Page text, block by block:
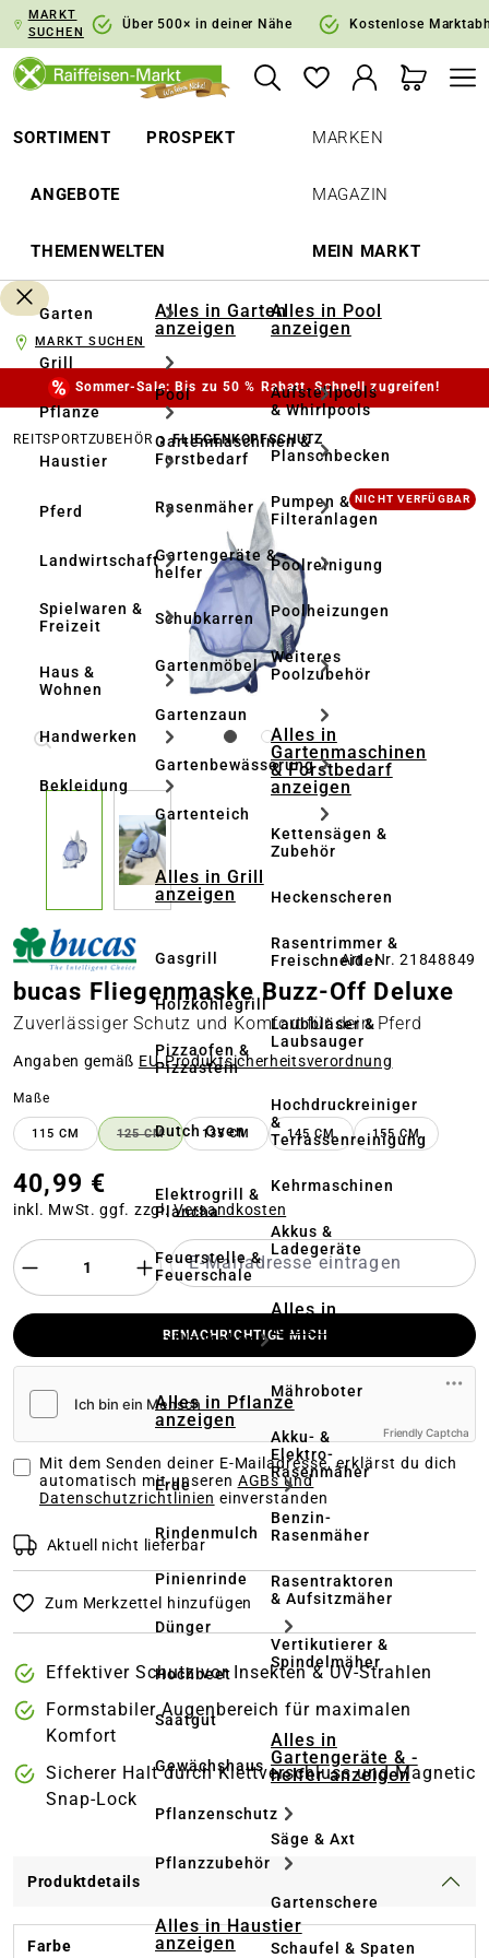
Zur Hauptnavigation springen
MARKT
SUCHEN
Über 500× in deiner Nähe Kostenlose
SORTIMENT PROSPEKT
ANGEBOTE
THEMENWELTEN
MARKEN
MAGAZIN
MEIN MARKT
Garten
Grill
Pflanze
Haustier
Pferd
Landwirtschaft
Spielwaren &
Freizeit
Haus &
Wohnen
Handwerken
Bekleidung
Alles in Garten
anzeigen
Pool
Gartenmaschinen &
Forstbedarf
Rasenmäher
Gartengeräte & -
helfer
Schubkarren
Gartenmöbel
Gartenzaun
Gartenbewässerung
Gartenteich
Alles in Grill
anzeigen
Gasgrill
Holzkohlegrill
Pizzaofen &
Pizzastein
Dutch Oven
Elektrogrill &
Plancha
Feuerstelle &
Feuerschale
Grillzubehör
Alles in Pflanze
anzeigen
Erde
Rindenmulch
Pinienrinde
Dünger
Hochbeet
Saatgut
Gewächshaus
Pflanzenschutz
Pflanzzubehör
Alles in Haustier
anzeigen
Alles in Pool
anzeigen
Aufstellpools
& Whirlpools
Planschbecken
Pumpen &
Filteranlagen
Poolreinigung
Poolheizungen
Weiteres
Poolzubehör
Alles in
Gartenmaschinen
& Forstbedarf
anzeigen
Kettensägen &
Zubehör
Heckenscheren
Rasentrimmer &
Freischneider
Laubbläser &
Laubsauger
Hochdruckreiniger
&
Terrassenreinigung
Kehrmaschinen
Akkus &
Ladegeräte
Alles in
Rasenmäher
anzeigen
Mähroboter
Akku- &
Elektro-
Rasenmäher
Benzin-
Rasenmäher
Rasentraktoren
& Aufsitzmäher
Vertikutierer &
Spindelmäher
Alles in
Gartengeräte & -
helfer anzeigen
Säge & Axt
Gartenschere
Schaufel & Spaten
MARKT SUCHEN
Sommer-Sale: Bis zu 50 % Rabatt. Schnell zugreifen!
REITSPORTZUBEHÖR FLIEGENKOPFSCHUTZ
Bildergalerie überspringen NICHT VERFÜGBAR
Art.-Nr. 21848849
bucas Fliegenmaske Buzz-Off Deluxe
Zuverlässiger Schutz und Komfort für dein Pferd
Angaben gemäß EU‑Produktsicherheitsverordnung
Maßeauswählen
115 CM 125 CM(DIESE OPTION IST ZURZEIT NICHT VERFÜGBAR.)
135 CM 145 CM 155 CM
40,99 €
inkl. MwSt. ggf. zzgl.Versandkosten
BENACHRICHTIGE MICH
Friendly Captcha
Mit dem Senden deiner E-Mailadresse, erklärst du dich
automatisch mit unseren AGBs und
Datenschutzrichtlinien einverstanden
Aktuell nicht lieferbar
Zum Merkzettel hinzufügen
Effektiver Schutz vor Insekten & UV-Strahlen
Formstabiler Augenbereich für maximalen
Komfort
Sicherer Halt durch Klettverschluss und Magnetic
Snap-Lock
Produktdetails
Farbe